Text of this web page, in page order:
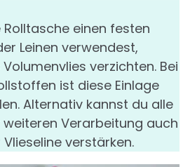
einen festen
Leinen verwendest,
verzichten. Bei
ist diese Einlage
Alternativ kannst du alle
Verarbeitung auch
verstärken.